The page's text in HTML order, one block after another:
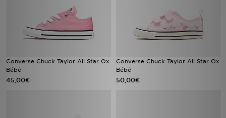
Converse Chuck Taylor All Star Ox
Bébé
45,00€
Converse Chuck Taylor All Star Ox
Bébé
50,00€